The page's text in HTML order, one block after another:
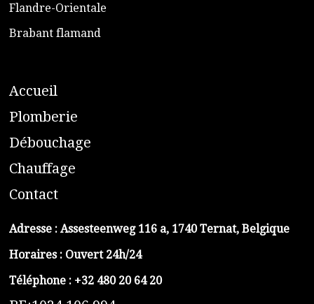
​Flandre-Orientale
​Brabant flamand
Accueil
​Plomberie
Débouchage
Chauffage
Contact
Adresse : Assesteenweg 116 a, 1740 Ternat, Belgique
Horaires : Ouvert 24h/24
Téléphone : +32 480 20 64 20